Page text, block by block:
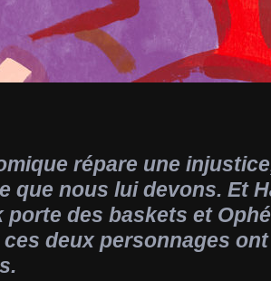
répare une
que nous lui devons. Et
porte des baskets et
deux personnages